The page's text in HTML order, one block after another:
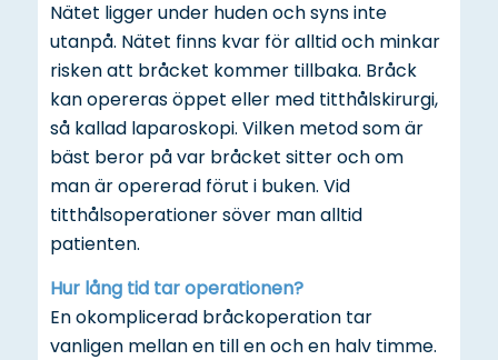
Nätet ligger under huden och syns inte
utanpå. Nätet finns kvar för alltid och minkar
risken att bråcket kommer tillbaka. Bråck
kan opereras öppet eller med titthålskirurgi,
så kallad laparoskopi. Vilken metod som är
bäst beror på var bråcket sitter och om
man är opererad förut i buken. Vid
titthålsoperationer söver man alltid
patienten.
Hur lång tid tar operationen?
En okomplicerad bråckoperation tar
vanligen mellan en till en och en halv timme.